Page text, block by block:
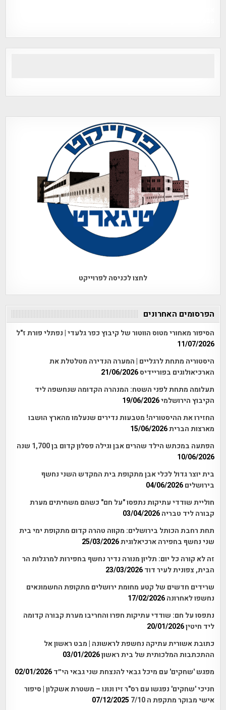
לחצו לכניסה לפרוייקט
הפרסומים האחרונים
הסיפור מאחורי מטוס הווטור של קיבוץ כפר גלעדי | נפתלי פורת ז"ל
11/07/2026
היסטוריה מתחת לרגליים | המערה הנדירה מטלטלת את
הארכיאולוגים בפוריידיס21/06/2026
תעלומה מתחת לפני השטח: המנהרה הקדומה שנחשפה ליד
הקיבוץ הירושלמי19/06/2026
החזירו את ההיסטוריה! מטבעות נדירים שנעלמו מהארץ הושבו
מארצות הברית15/06/2026
הפתעה במכתש הילד שהרים אבן וגילה פסלון קדום בן 1,700 שנה
10/06/2026
בית יוצר גדול לכלי אבן מתקופת בית המקדש השני נחשף
בירושלים 04/06/2026
חוליית שודדי עתיקות נתפסו "על חם" כשהם משחיתים מערת
קבורה ליד טבריה 03/04/2026
תחת רחבת הכותל בירושלים: מקווה טהרה קדום מתקופת ימי בית
שני נחשף בחפירה ארכיאלוגית25/03/2026
זה לא קורה כל יום: תליון מנורה נדיר נחשף בחפירות למרגלות הר
הבית, צפונית לעיר דוד 23/03/2026
שרידים חדשים של קטע מחומת ירושלים מתקופת החשמונאים
נחשפו לאחרונה 17/02/2026
נתפסו על חם: שודדי עתיקות חפרו והחריבו מערת קבורה קדומה
ליד חיטין20/01/2026
כתובת אשורית עתיקה נחשפת לראשונה | מבט ראשון אל
ההתכתבות המלכותית של בית ראשון03/01/2026
מפגש 'שחקים' עם מיכל גבאי להנצחת שני גבאי הי״ד 02/01/2026
חניכי 'שחקים' נפגשו עם רס"ר זיו ונונו – משטרת אשקלון | סיפור
אישי מבוקר מתקפת ה 7/10
07/12/2025